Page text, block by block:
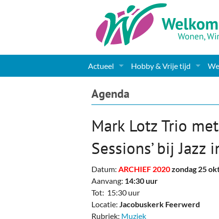
Actueel
Nieuws
Gemeente informatie
Dorpen
Woningaanbod
Columns & Redactioneel
Hobby & Vrije tijd
Kunst
Muziek
Podia & Dorpshuizen
Agenda
Mark Lotz Trio
Sessions’ bij Jazz
Datum: ARCHIEF 2020zondag 25
Aanvang: 14:30 uur
Tot: 15:30 uur
Locatie: Jacobuskerk Feerwerd
Rubriek: Muziek